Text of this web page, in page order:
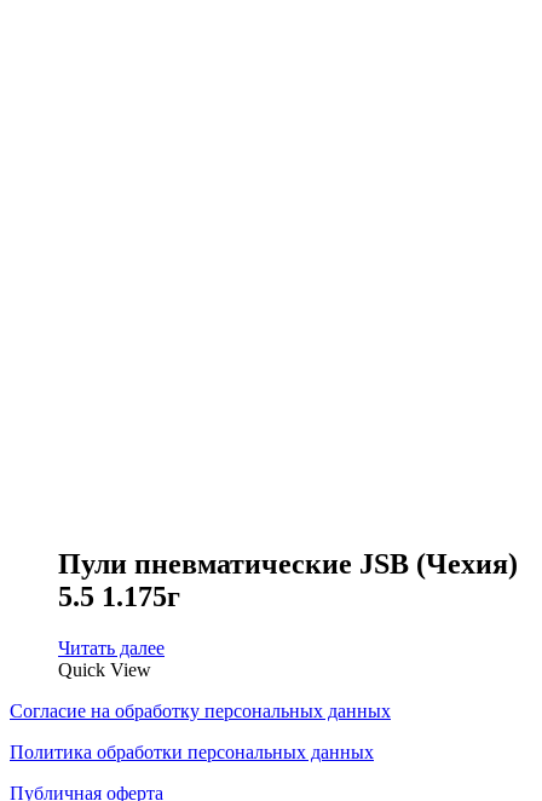
Пули пневматические JSB (Чехия)
5.5 1.175г
Читать далее
Quick View
Согласие на обработку персональных данных
Политика обработки персональных данных
Публичная оферта